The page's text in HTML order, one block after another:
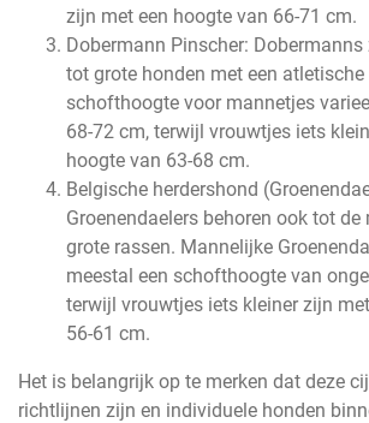
zijn met een hoogte van 66-71 cm.
Dobermann Pinscher:
tot grote honden met een atletische
schofthoogte voor mannetjes
68-72 cm, terwijl vrouwtjes iets
hoogte van 63-68 cm.
Belgische herdershond
Groenendaelers behoren ook tot
grote rassen. Mannelijke
meestal een schofthoogte van
terwijl vrouwtjes iets kleiner zijn
56-61 cm.
Het is belangrijk op te merken dat deze
richtlijnen zijn en individuele honden